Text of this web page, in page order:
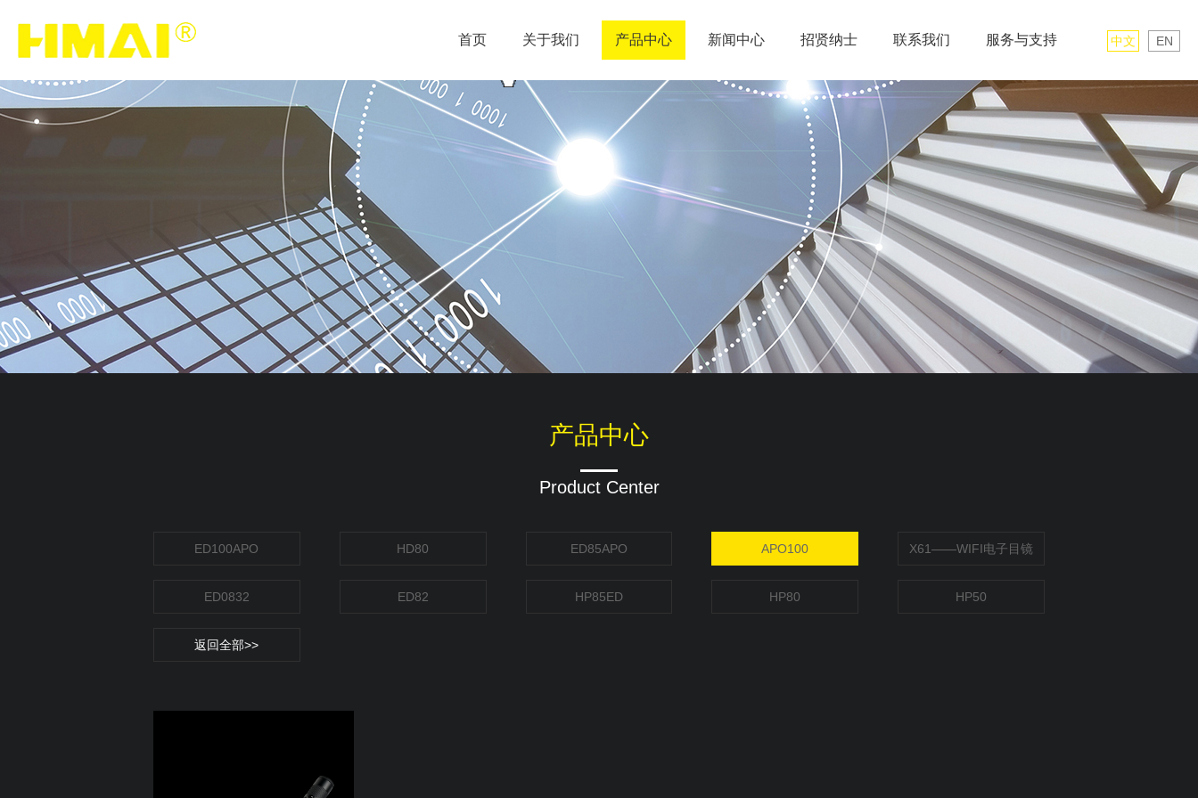
中文 EN
首页 关于我们 产品中心 新闻中心 招贤纳士 联系我们 服务与支持
产品中心
Product Center
ED100APO HD80 ED85APO APO100 X61——WIFI电子目镜
ED0832 ED82 HP85ED HP80 HP50
返回全部>>